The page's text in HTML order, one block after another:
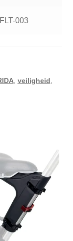
003
, veiligheid